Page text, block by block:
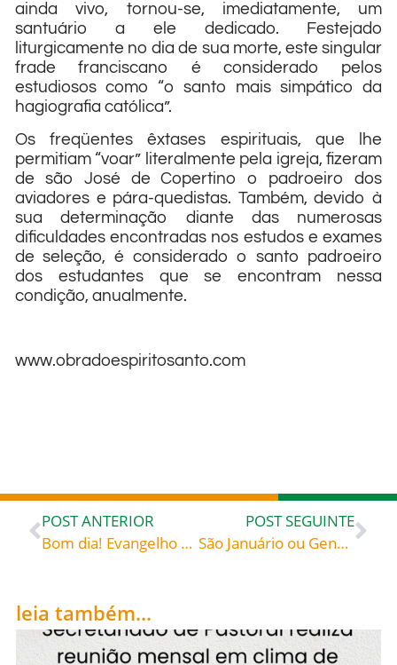
ainda vivo, tornou-se, imediatamente, um
santuário a ele dedicado. Festejado
liturgicamente no dia de sua morte, este singular
frade franciscano é considerado pelos
estudiosos como “o santo mais simpático da
hagiografia católica”.
Os freqüentes êxtases espirituais, que lhe
permitiam “voar” literalmente pela igreja, fizeram
de são José de Copertino o padroeiro dos
aviadores e pára-quedistas. Também, devido à
sua determinação diante das numerosas
dificuldades encontradas nos estudos e exames
de seleção, é considerado o santo padroeiro
dos estudantes que se encontram nessa
condição, anualmente.
www.obradoespiritosanto.com
POST ANTERIOR
Bom dia! Evangelho de 18 de setembro de 2022: «Quem é fiel nas coisas pequenas, também é fiel nas grandes» – São Gregório de Nazianzo (330-390) bispo, doutor da Igreja Homilia 14, sobre o amor dos pobres, §§ 23-25; PG 35,887
POST SEGUINTE
São Januário ou Gennaro (+ 305), celebrado hoje, 19 de setembro, roga por todos nós!
leia também...